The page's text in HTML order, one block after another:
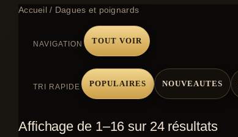
Accueil/ Dagues et poignards
NAVIGATION TOUT VOIR
TRI RAPIDE POPULAIRES NOUVEAUTES
Affichage de 1–16 sur 24 résultats